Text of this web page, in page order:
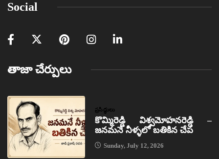
Social
తాజా చేర్పులు
ప్రసిద్ధులు
కొమ్మిరెడ్డి విశ్వమోహనరెడ్డి –
జనమనే నీళ్ళలో బతికిన చేప
Sunday, July 12, 2026